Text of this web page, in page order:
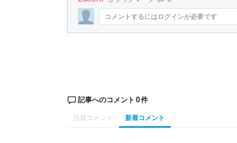
コメントするにはログインが必要です
記事へのコメント 0件
注目コメント 新着コメント